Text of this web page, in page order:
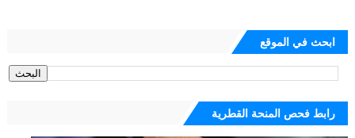
ابحث في الموقع
رابط فحص المنحة القطرية